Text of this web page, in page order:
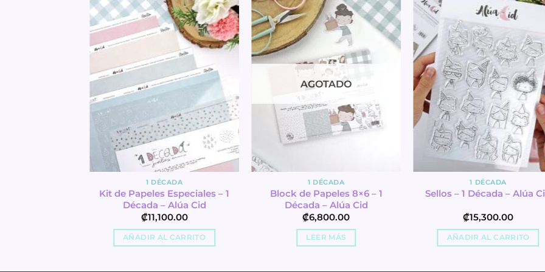
1 DÉCADA
Kit de Papeles Especiales – 1
Década – Alúa Cid
₡11,100.00
AÑADIR AL CARRITO
AGOTADO
1 DÉCADA
Block de Papeles 8×6 – 1
Década – Alúa Cid
₡6,800.00
LEER MÁS
1 DÉCADA
Sellos – 1 Década – Alúa
₡15,300.00
AÑADIR AL CARRITO